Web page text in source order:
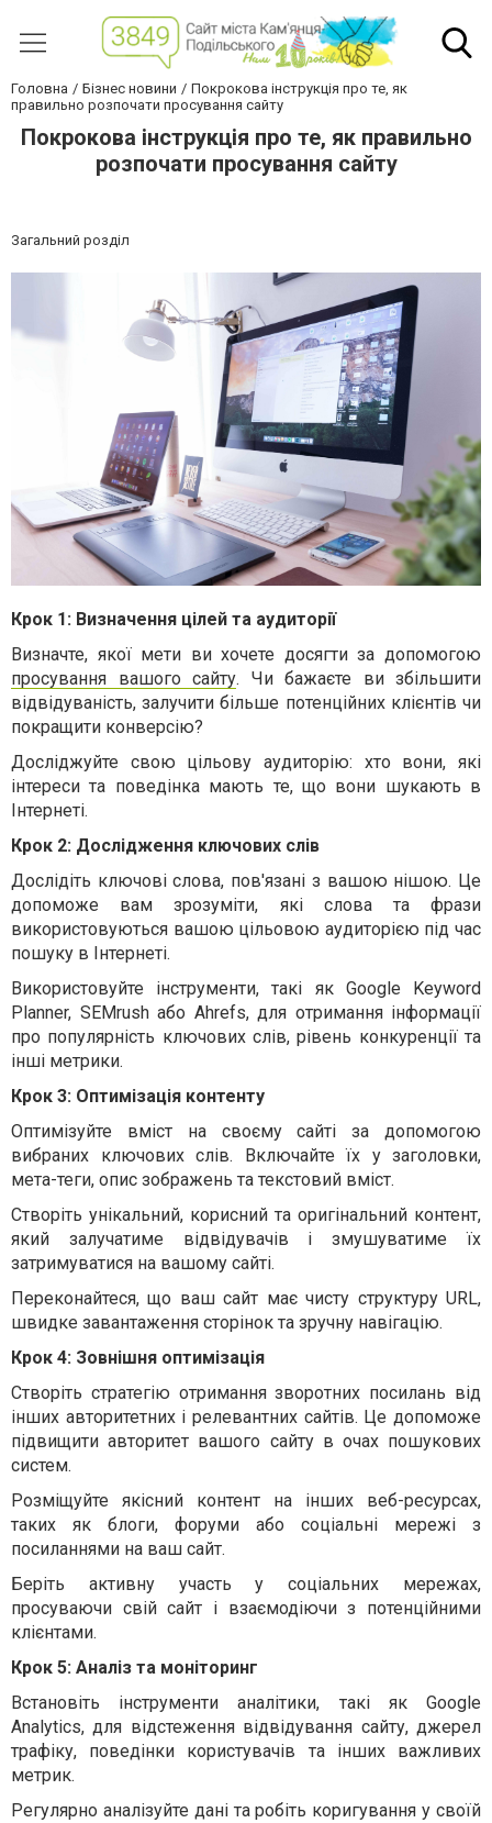
Головна Бізнес новини
Покрокова інструкція про те, як
правильно розпочати просування сайту
Покрокова інструкція про те, як правильно
розпочати просування сайту
Загальний розділ
Крок 1: Визначення цілей та аудиторії
Визначте, якої мети ви хочете досягти за допомогою
просування вашого сайту. Чи бажаєте ви збільшити
відвідуваність, залучити більше потенційних клієнтів чи
покращити конверсію?
Досліджуйте свою цільову аудиторію: хто вони, які
інтереси та поведінка мають те, що вони шукають в
Інтернеті.
Крок 2: Дослідження ключових слів
Дослідіть ключові слова, пов'язані з вашою нішою. Це
допоможе вам зрозуміти, які слова та фрази
використовуються вашою цільовою аудиторією під час
пошуку в Інтернеті.
Використовуйте інструменти, такі як Google Keyword
Planner, SEMrush або Ahrefs, для отримання інформації
про популярність ключових слів, рівень конкуренції та
інші метрики.
Крок 3: Оптимізація контенту
Оптимізуйте вміст на своєму сайті за допомогою
вибраних ключових слів. Включайте їх у заголовки,
мета-теги, опис зображень та текстовий вміст.
Створіть унікальний, корисний та оригінальний контент,
який залучатиме відвідувачів і змушуватиме їх
затримуватися на вашому сайті.
Переконайтеся, що ваш сайт має чисту структуру URL,
швидке завантаження сторінок та зручну навігацію.
Крок 4: Зовнішня оптимізація
Створіть стратегію отримання зворотних посилань від
інших авторитетних і релевантних сайтів. Це допоможе
підвищити авторитет вашого сайту в очах пошукових
систем.
Розміщуйте якісний контент на інших веб-ресурсах,
таких як блоги, форуми або соціальні мережі з
посиланнями на ваш сайт.
Беріть активну участь у соціальних мережах,
просуваючи свій сайт і взаємодіючи з потенційними
клієнтами.
Крок 5: Аналіз та моніторинг
Встановіть інструменти аналітики, такі як Google
Analytics, для відстеження відвідування сайту, джерел
трафіку, поведінки користувачів та інших важливих
метрик.
Регулярно аналізуйте дані та робіть коригування у своїй